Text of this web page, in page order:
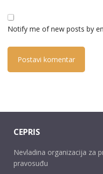
Notify me of new posts by
CEPRIS
Nevladina organizacija za
pravosuđu